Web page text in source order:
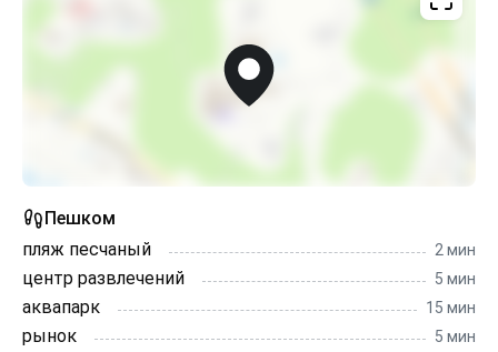
Пешком
пляж песчаный
2 мин
центр развлечений 5 мин
аквапарк 15 мин
рынок 5 мин